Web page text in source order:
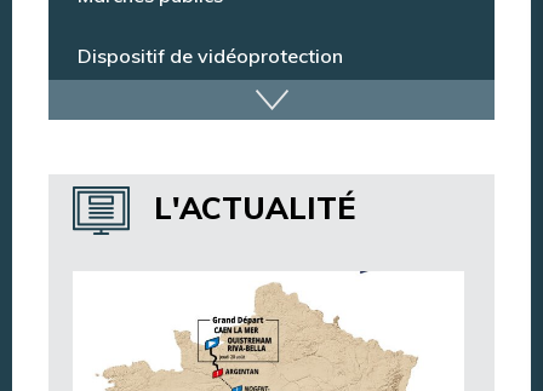
Marchés publics
Dispositif de vidéoprotection
Annuaire des services
Annuaire des associations
Argentan Aujourd’hui
L'ACTUALITÉ